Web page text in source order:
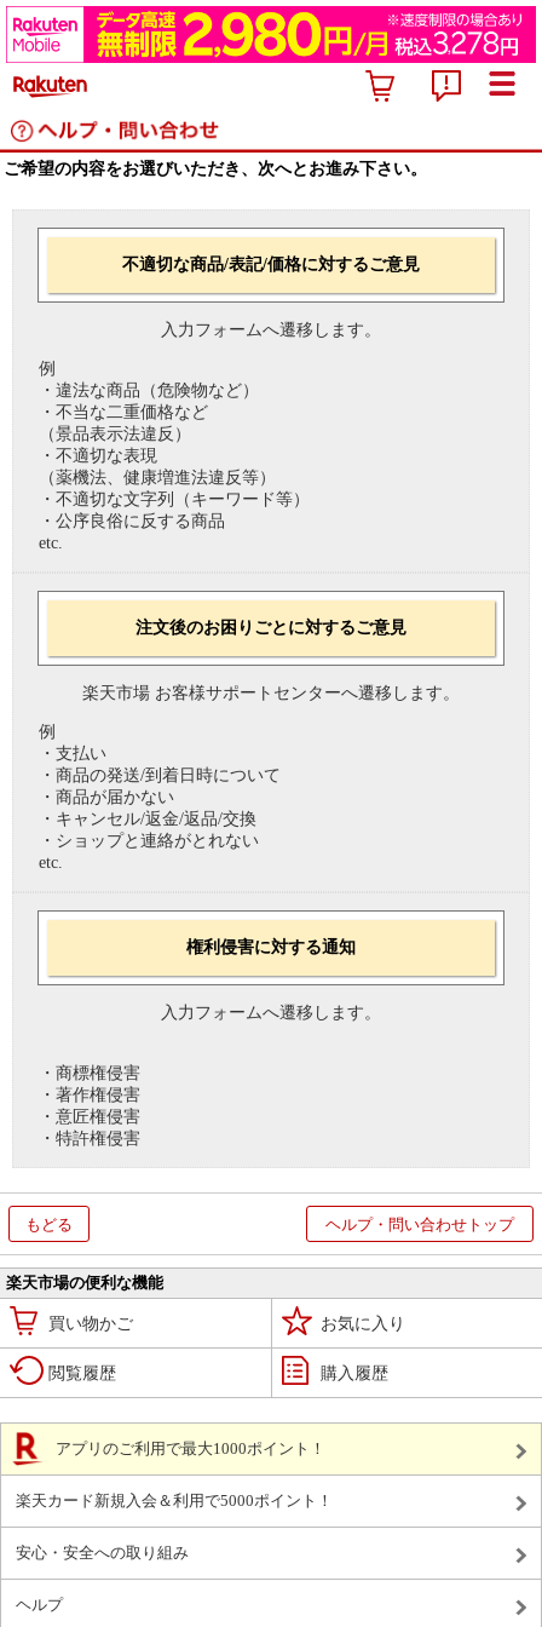
ご希望の内容をお選びいただき、次へとお進み下さい。
不適切な商品/表記/価格に対するご意見
入力フォームへ遷移します。
例
・違法な商品（危険物など）
・不当な二重価格など
（景品表示法違反）
・不適切な表現
（薬機法、健康増進法違反等）
・不適切な文字列（キーワード等）
・公序良俗に反する商品
etc.
注文後のお困りごとに対するご意見
楽天市場 お客様サポートセンターへ遷移します。
例
・支払い
・商品の発送/到着日時について
・商品が届かない
・キャンセル/返金/返品/交換
・ショップと連絡がとれない
etc.
権利侵害に対する通知
入力フォームへ遷移します。
・商標権侵害
・著作権侵害
・意匠権侵害
・特許権侵害
もどる ヘルプ・問い合わせトップ
楽天市場の便利な機能
買い物かご お気に入り
閲覧履歴 購入履歴
アプリのご利用で最大1000ポイント！
楽天カード新規入会＆利用で5000ポイント！
安心・安全への取り組み
ヘルプ